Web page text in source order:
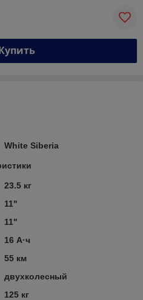
White Siberia
23.5 кг
11"
11"
16 А·ч
55 км
двухколесный
125 кг